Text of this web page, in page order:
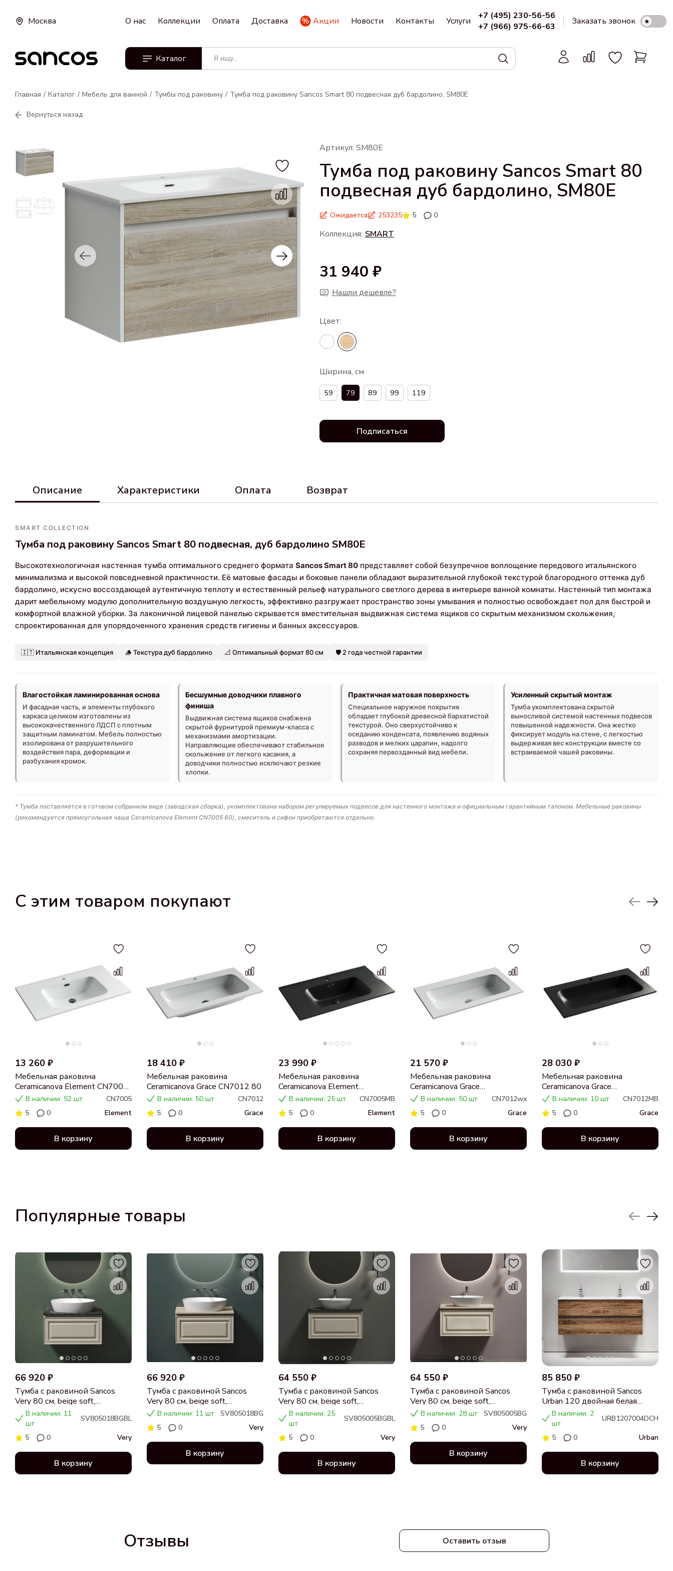
Москва О нас Коллекции Оплата Доставка Акции Новости Контакты Услуги
+7 (495) 230-56-56
+7 (966) 975-66-63
Заказать звонок
Каталог
Главная Каталог Мебель для ванной Тумбы под раковину Тумба под раковину Sancos Smart 80 подвесная дуб бардолино, SM80E
Вернуться назад
Артикул: SM80E
Тумба под раковину Sancos Smart 80
подвесная дуб бардолино, SM80E
Ожидается 253235 5 0
Коллекция: SMART
31 940 ₽
Нашли дешевле?
Ширина, см
59 79 89 99 119
Подписаться
Описание Характеристики Оплата Возврат
SMART COLLECTION
Тумба под раковину Sancos Smart 80 подвесная, дуб бардолино SM80E
Высокотехнологичная настенная тумба оптимального среднего формата Sancos Smart 80 представляет собой безупречное воплощение передового итальянского
минимализма и высокой повседневной практичности. Её матовые фасады и боковые панели обладают выразительной глубокой текстурой благородного оттенка дуб
бардолино, искусно воссоздающей аутентичную теплоту и естественный рельеф натурального светлого дерева в интерьере ванной комнаты. Настенный тип монтажа
дарит мебельному модулю дополнительную воздушную легкость, эффективно разгружает пространство зоны умывания и полностью освобождает пол для быстрой и
комфортной влажной уборки. За лаконичной лицевой панелью скрывается вместительная выдвижная система ящиков со скрытым механизмом скольжения,
спроектированная для упорядоченного хранения средств гигиены и банных аксессуаров.
🇮🇹 Итальянская концепция 🪵 Текстура дуб бардолино 📐 Оптимальный формат 80 см 🛡️ 2 года честной гарантии
Влагостойкая ламинированная основа
И фасадная часть, и элементы глубокого
каркаса целиком изготовлены из
высококачественного ЛДСП с плотным
защитным ламинатом. Мебель полностью
изолирована от разрушительного
воздействия пара, деформации и
разбухания кромок.
Бесшумные доводчики плавного
финиша
Выдвижная система ящиков снабжена
скрытой фурнитурой премиум-класса с
механизмами амортизации.
Направляющие обеспечивают стабильное
скольжение от легкого касания, а
доводчики полностью исключают резкие
хлопки.
Практичная матовая поверхность
Специальное наружное покрытие
обладает глубокой древесной бархатистой
текстурой. Оно сверхустойчиво к
оседанию конденсата, появлению водяных
разводов и мелких царапин, надолго
сохраняя первозданный вид мебели.
Усиленный скрытый монтаж
Тумба укомплектована скрытой
выносливой системой настенных подвесов
повышенной надежности. Она жестко
фиксирует модуль на стене, с легкостью
выдерживая вес конструкции вместе со
встраиваемой чашей раковины.
* Тумба поставляется в готовом собранном виде (заводская сборка), укомплектована набором регулируемых подвесов для настенного монтажа и официальным гарантийным талоном. Мебельные раковины
(рекомендуется прямоугольная чаша Ceramicanova Element CN7005 80), смеситель и сифон приобретаются отдельно.
С этим товаром покупают
13 260 ₽
Мебельная раковина
Ceramicanova Element CN7005
80 В наличии: 52 шт
CN7005
5
0 Element
В корзину
18 410 ₽
Мебельная раковина
Ceramicanova Grace CN7012 80
В наличии: 50 шт
CN7012
5
0 Grace
В корзину
23 990 ₽
Мебельная раковина
Ceramicanova Element
CN7005MB
В наличии: 25 шт
CN7005MB
5
0 Element
В корзину
21 570 ₽
Мебельная раковина
Ceramicanova Grace
прямоугольная без отверстия
под смеситель 81 см
CN7012wx
В наличии: 50 шт
CN7012wx
5
0 Grace
В корзину
28 030 ₽
Мебельная раковина
Ceramicanova Grace
прямоугольная черная
матовая 81 см CN7012MB
В наличии: 10 шт
CN7012MB
5
0 Grace
В корзину
Популярные товары
66 920 ₽
Тумба с раковиной Sancos
Very 80 см, beige soft,
столешница черный мрамор,
раковина CN5018
В наличии: 11
шт
SV805018BGBL
5
0 Very
В корзину
66 920 ₽
Тумба с раковиной Sancos
Very 80 см, beige soft,
столешница бежевая,
раковина CN5018
В наличии: 11 шт
SV805018BG
5
0 Very
В корзину
64 550 ₽
Тумба с раковиной Sancos
Very 80 см, beige soft,
столешница черный мрамор,
раковина CN5005
В наличии: 25
шт
SV805005BGBL
5
0 Very
В корзину
64 550 ₽
Тумба с раковиной Sancos
Very 80 см, beige soft,
столешница бежевая,
раковина CN5005
В наличии: 28 шт
SV805005BG
5
0 Very
В корзину
85 850 ₽
Тумба с раковиной Sancos
Urban 120 двойная белая
раковина CN7004, дуб
чарльстон
В наличии: 2
шт
URB1207004DCH
5
0 Urban
В корзину
Отзывы Оставить отзыв